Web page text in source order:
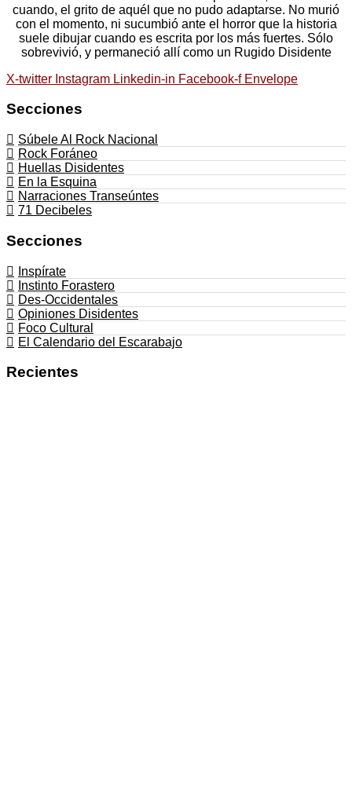
cuando, el grito de aquél que no pudo adaptarse. No murió
con el momento, ni sucumbió ante el horror que la historia
suele dibujar cuando es escrita por los más fuertes. Sólo
sobrevivió, y permaneció allí como un Rugido Disidente
X-twitter Instagram Linkedin-in Facebook-f Envelope
Secciones
Súbele Al Rock Nacional
Rock Foráneo
Huellas Disidentes
En la Esquina
Narraciones Transeúntes
71 Decibeles
Secciones
Inspírate
Instinto Forastero
Des-Occidentales
Opiniones Disidentes
Foco Cultural
El Calendario del Escarabajo
Recientes